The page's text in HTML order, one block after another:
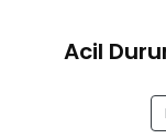
Acil